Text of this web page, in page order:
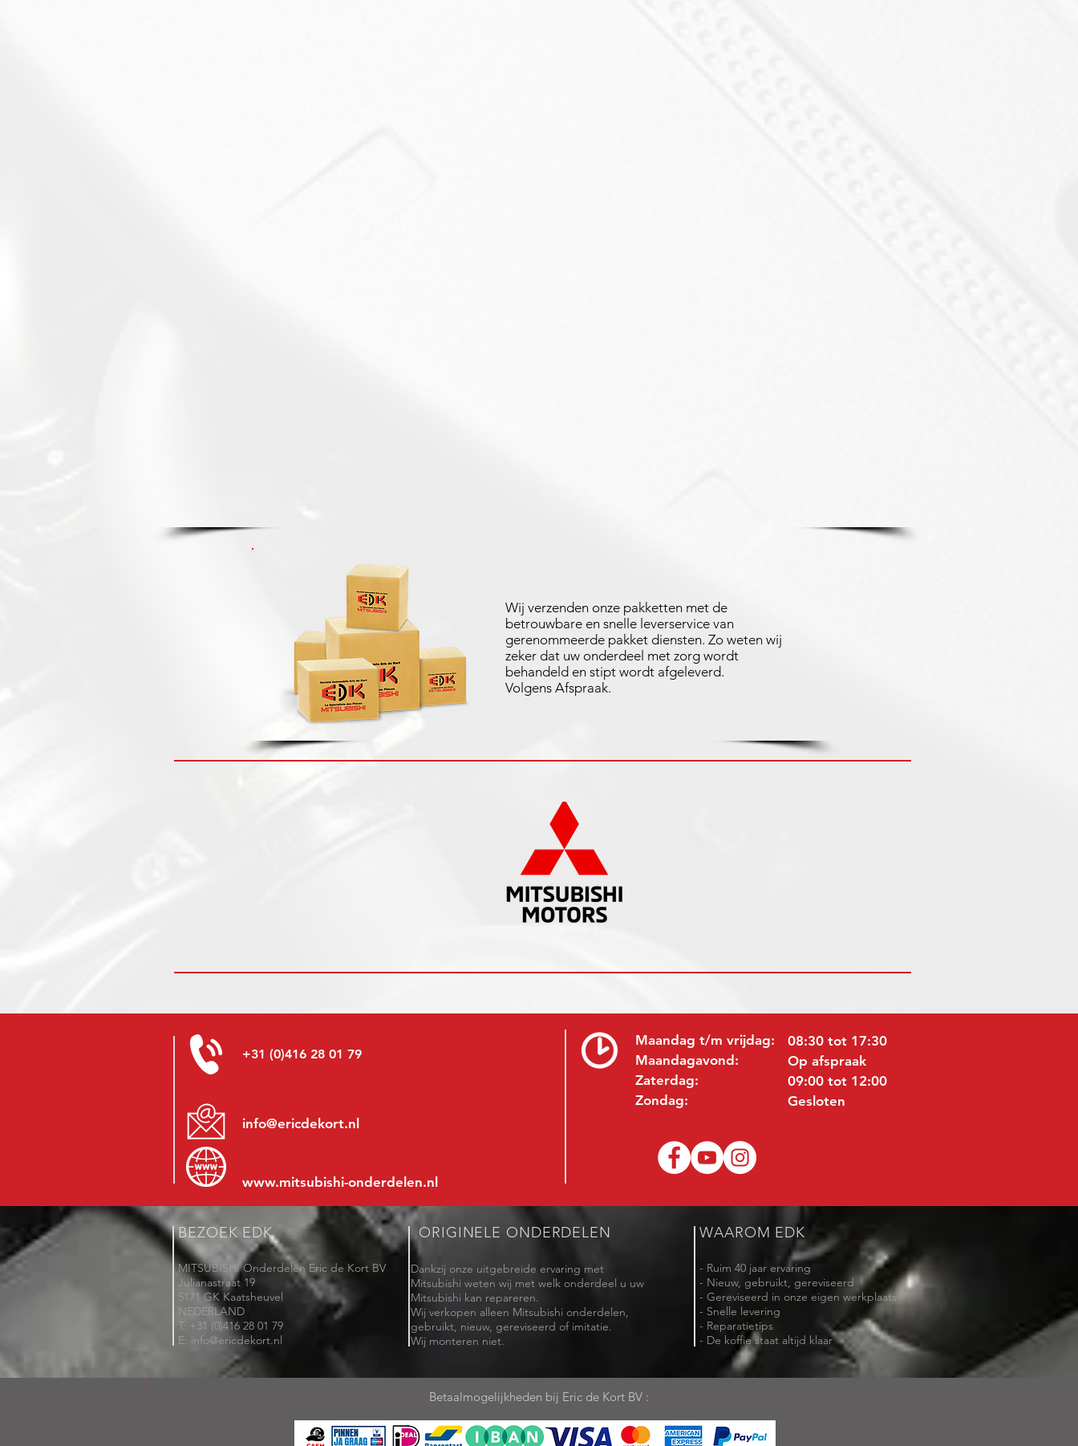
Wij verzenden onze pakketten met de
betrouwbare en snelle leverservice van
gerenommeerde pakket diensten. Zo weten wij
zeker dat uw onderdeel met zorg wordt
behandeld en stipt wordt afgeleverd.
Volgens Afspraak.
+31 (0)416 28 01 79
info@ericdekort.nl
www.mitsubishi-onderdelen.nl
Maandag t/m vrijdag:
Maandagavond:
Zaterdag:
Zondag:
08:30 tot 17:30
Op afspraak
09:00 tot 12:00
Gesloten
BEZOEK EDK
MITSUBISHI Onderdelen Eric de Kort BV
Julianastraat 19
5171 GK Kaatsheuvel
NEDERLAND
T: +31 (0)416 28 01 79
E: info@ericdekort.nl
ORIGINELE ONDERDELEN
Dankzij onze uitgebreide ervaring met
Mitsubishi weten wij met welk onderdeel u uw
Mitsubishi kan repareren.
Wij verkopen alleen Mitsubishi onderdelen,
gebruikt, nieuw, gereviseerd of imitatie.
Wij monteren niet.
WAAROM EDK
- Ruim 40 jaar ervaring
- Nieuw, gebruikt, gereviseerd
- Gereviseerd in onze eigen werkplaats
- Snelle levering
- Reparatietips
- De koffie staat altijd klaar
Betaalmogelijkheden bij Eric de Kort BV :